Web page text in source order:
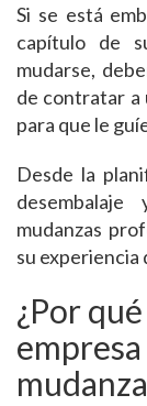
Si se está
capítulo de
mudarse,
de contratar a
para que le
Desde la
mudanzas
su experiencia
¿Por